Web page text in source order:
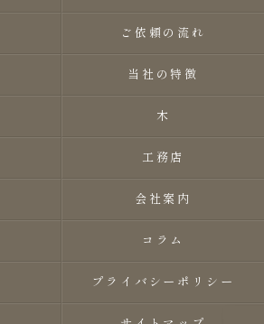
ご依頼の流れ
当社の特徴
木
工務店
会社案内
コラム
プライバシーポリシー